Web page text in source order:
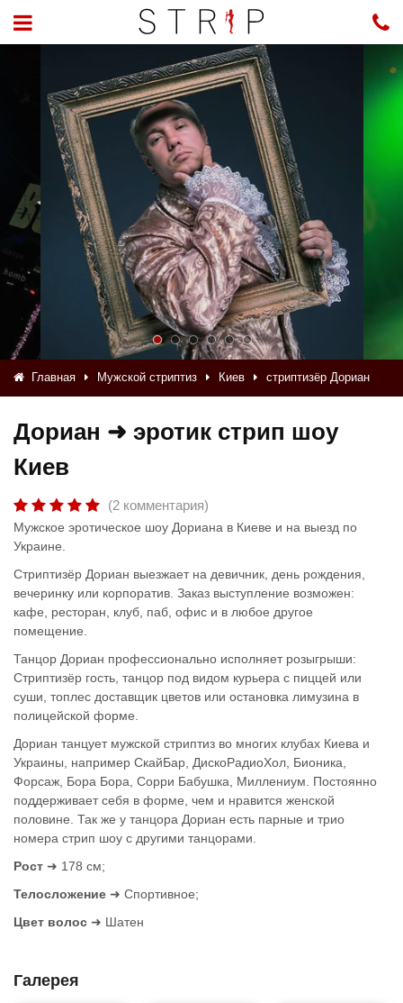
Главная Мужской стриптиз Киев стриптизёр Дориан
Дориан ➜ эротик стрип шоу
Киев
(2 комментария)
Мужское эротическое шоу Дориана в Киеве и на выезд по
Украине.
Стриптизёр Дориан выезжает на девичник, день рождения,
вечеринку или корпоратив. Заказ выступление возможен:
кафе, ресторан, клуб, паб, офис и в любое другое
помещение.
Танцор Дориан профессионально исполняет розыгрыши:
Стриптизёр гость, танцор под видом курьера с пиццей или
суши, топлес доставщик цветов или остановка лимузина в
полицейской форме.
Дориан танцует мужской стриптиз во многих клубах Киева и
Украины, например СкайБар, ДискоРадиоХол, Бионика,
Форсаж, Бора Бора, Сорри Бабушка, Миллениум. Постоянно
поддерживает себя в форме, чем и нравится женской
половине. Так же у танцора Дориан есть парные и трио
номера стрип шоу с другими танцорами.
Рост ➜ 178 см;
Телосложение ➜ Спортивное;
Цвет волос ➜ Шатен
Галерея